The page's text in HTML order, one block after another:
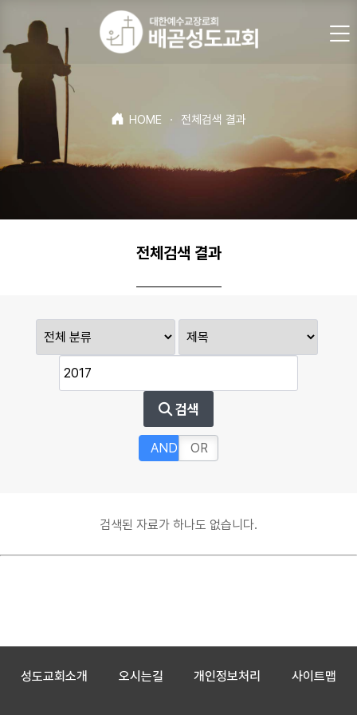
HOME · 전체검색 결과
전체검색 결과
검색
AND OR
검색된 자료가 하나도 없습니다.
성도교회소개 오시는길 개인정보처리 사이트맵